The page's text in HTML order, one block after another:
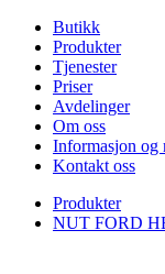
Butikk
Produkter
Tjenester
Priser
Avdelinger
Om oss
Informasjon og
Kontakt oss
Produkter
NUT FORD